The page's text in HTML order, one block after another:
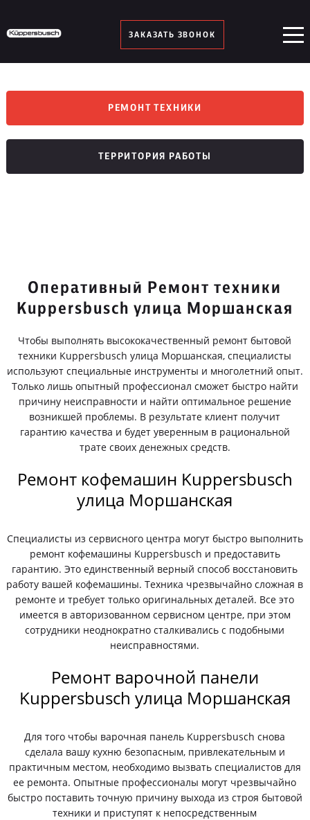
ЗАКАЗАТЬ ЗВОНОК
РЕМОНТ ТЕХНИКИ
ТЕРРИТОРИЯ РАБОТЫ
Оперативный Ремонт техники
Kuppersbusch улица Моршанская
Чтобы выполнять высококачественный ремонт бытовой
техники Kuppersbusch улица Моршанская, специалисты
используют специальные инструменты и многолетний опыт.
Только лишь опытный профессионал сможет быстро найти
причину неисправности и найти оптимальное решение
возникшей проблемы. В результате клиент получит
гарантию качества и будет уверенным в рациональной
трате своих денежных средств.
Ремонт кофемашин Kuppersbusch
улица Моршанская
Специалисты из сервисного центра могут быстро выполнить
ремонт кофемашины Kuppersbusch и предоставить
гарантию. Это единственный верный способ восстановить
работу вашей кофемашины. Техника чрезвычайно сложная в
ремонте и требует только оригинальных деталей. Все это
имеется в авторизованном сервисном центре, при этом
сотрудники неоднократно сталкивались с подобными
неисправностями.
Ремонт варочной панели
Kuppersbusch улица Моршанская
Для того чтобы варочная панель Kuppersbusch снова
сделала вашу кухню безопасным, привлекательным и
практичным местом, необходимо вызвать специалистов для
ее ремонта. Опытные профессионалы могут чрезвычайно
быстро поставить точную причину выхода из строя бытовой
техники и приступят к непосредственным